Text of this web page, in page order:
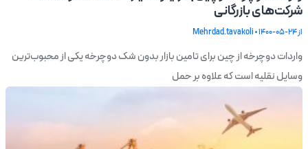
شرکت‌های بازرگانی
از Mehrdad.tavakoli•1400-05-24
واردات دوچرخه از چین برای تامین بازار بدون شک دوچرخه یکی از محبوب‌ترین
وسایل نقلیه است که علاوه بر حمل